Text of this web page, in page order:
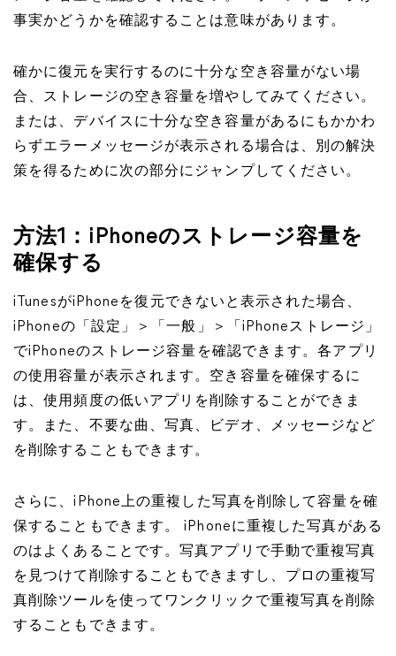
事実かどうかを確認することは意味があります。
確かに復元を実行するのに十分な空き容量がない場
合、ストレージの空き容量を増やしてみてください。
または、デバイスに十分な空き容量があるにもかかわ
らずエラーメッセージが表示される場合は、別の解決
策を得るために次の部分にジャンプしてください。
方法1：iPhoneのストレージ容量を
確保する
iTunesがiPhoneを復元できないと表示された場合、
iPhoneの「設定」＞「一般」＞「iPhoneストレージ」
でiPhoneのストレージ容量を確認できます。各アプリ
の使用容量が表示されます。空き容量を確保するに
は、使用頻度の低いアプリを削除することができま
す。また、不要な曲、写真、ビデオ、メッセージなど
を削除することもできます。
さらに、iPhone上の重複した写真を削除して容量を確
保することもできます。 iPhoneに重複した写真がある
のはよくあることです。写真アプリで手動で重複写真
を見つけて削除することもできますし、プロの重複写
真削除ツールを使ってワンクリックで重複写真を削除
することもできます。